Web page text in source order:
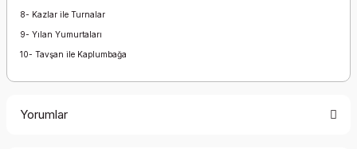
8- Kazlar ile Turnalar
9- Yılan Yumurtaları
10- Tavşan ile Kaplumbağa
Yorumlar